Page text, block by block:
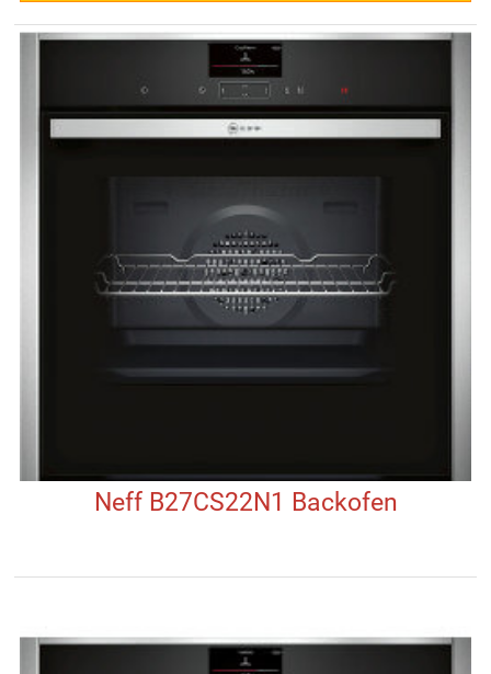
Neff B27CS22N1 Backofen